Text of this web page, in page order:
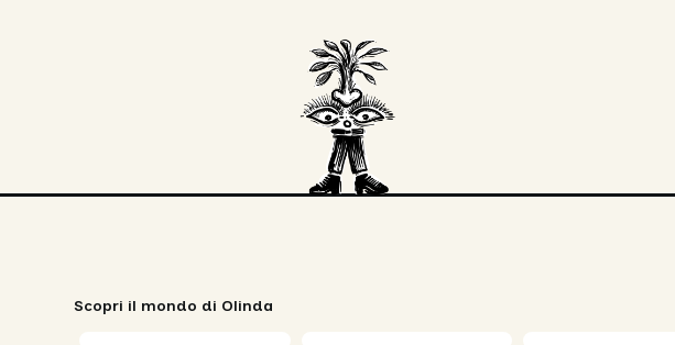
Scopri il mondo di Olinda